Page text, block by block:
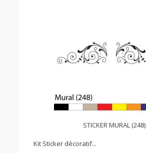
STICKER MURAL (248)
Kit Sticker décoratif...